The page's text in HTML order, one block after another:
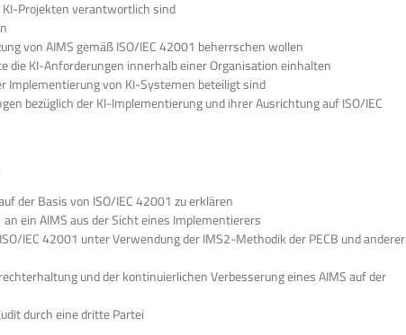
Projekten verantwortlich sind
von AIMS gemäß ISO/IEC 42001 beherrschen wollen
die KI-Anforderungen innerhalb einer Organisation einhalten
Implementierung von KI-Systemen beteiligt sind
bezüglich der KI-Implementierung und ihrer Ausrichtung auf ISO/IEC
der Basis von ISO/IEC 42001 zu erklären
ein AIMS aus der Sicht eines Implementierers
IEC 42001 unter Verwendung der IMS2-Methodik der PECB und anderer
und der kontinuierlichen Verbesserung eines AIMS auf der
durch eine dritte Partei